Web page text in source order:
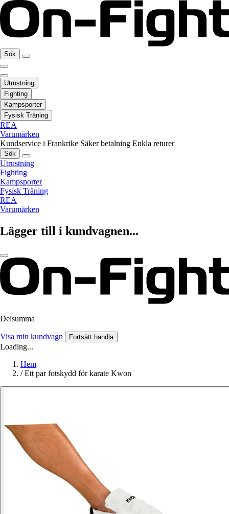
Sök
Utrustning
Fighting
Kampsporter
Fysisk Träning
REA
Varumärken
Kundservice i Frankrike Säker betalning Enkla returer
Sök
Utrustning
Fighting
Kampsporter
Fysisk Träning
REA
Varumärken
Lägger till i kundvagnen...
Delsumma
Visa min kundvagn Fortsätt handla
Loading...
Hem
/ Ett par fotskydd för karate Kwon